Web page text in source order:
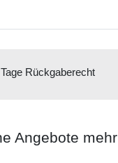
Rückgaberecht
Angebote mehr